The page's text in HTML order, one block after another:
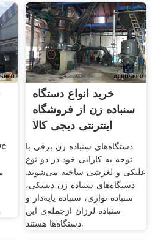
خرید انواع دستگاه
سنباده زن از فروشگاه
اینترنتی دیجی کالا
دستگاه‌های سنباده زن برقی با
توجه به کارایی خود در دو نوع
غلتکی و لغزشی ساخته می‌شوند.
دستگاه‌های سنباده زن دیسکی،
سنباده نواری، سنباده پایه‌دار و
سنباده لرزان ازجمله‌ی این
دستگاه‌ها هستند.